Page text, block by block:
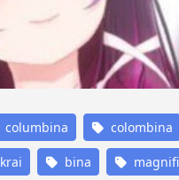
columbina colombina
krai bina